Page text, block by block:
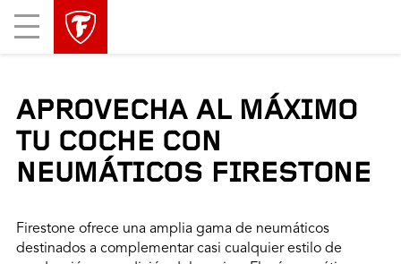
Mobile
Menu
APROVECHA AL MÁXIMO
TU COCHE CON
NEUMÁTICOS FIRESTONE
Firestone ofrece una amplia gama de neumáticos
destinados a complementar casi cualquier estilo de